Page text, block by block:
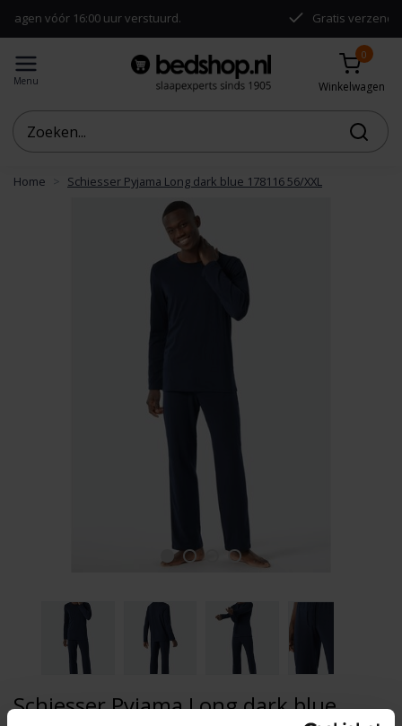
16:00 uur verstuurd. Gratis verzending
Menu
0
Winkelwagen
Home Schiesser Pyjama Long dark blue 178116 56/XXL
Schiesser Pyjama Long dark blue